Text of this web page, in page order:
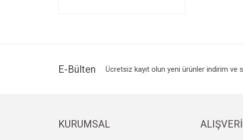
E-Bülten Ücretsiz kayıt olun yeni ürünler indirim ve
KURUMSAL